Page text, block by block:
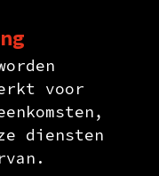
voor
diensten